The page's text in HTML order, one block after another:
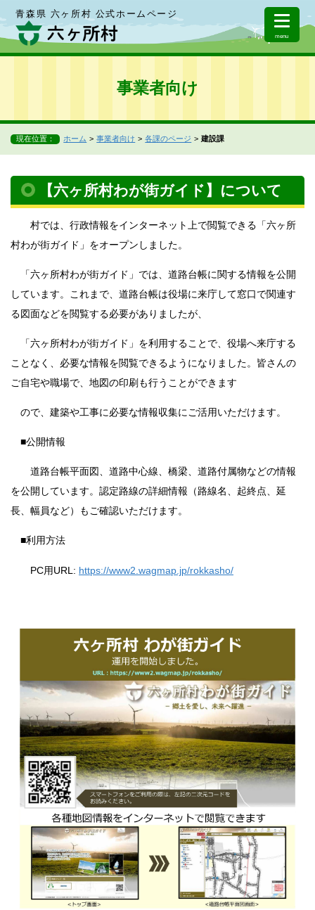
青森県 六ヶ所村 公式ホームページ
menu
事業者向け
現在位置： ホーム 事業者向け 各課のページ 建設課
【六ヶ所村わが街ガイド】について
村では、行政情報をインターネット上で閲覧できる「六ヶ所
村わが街ガイド」をオープンしました。
「六ヶ所村わが街ガイド」では、道路台帳に関する情報を公開
しています。これまで、道路台帳は役場に来庁して窓口で関連す
る図面などを閲覧する必要がありましたが、
「六ヶ所村わが街ガイド」を利用することで、役場へ来庁する
ことなく、必要な情報を閲覧できるようになりました。皆さんの
ご自宅や職場で、地図の印刷も行うことができます
ので、建築や工事に必要な情報収集にご活用いただけます。
■公開情報
道路台帳平面図、道路中心線、橋梁、道路付属物などの情報
を公開しています。認定路線の詳細情報（路線名、起終点、延
長、幅員など）もご確認いただけます。
■利用方法
PC用URL: https://www2.wagmap.jp/rokkasho/